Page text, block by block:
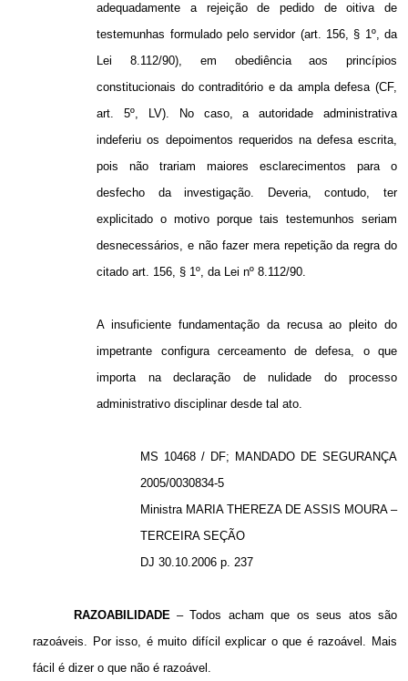
adequadamente a rejeição de pedido de oitiva de
testemunhas formulado pelo servidor (art. 156, § 1º, da
Lei 8.112/90), em obediência aos princípios
constitucionais do contraditório e da ampla defesa (CF,
art. 5º, LV). No caso, a autoridade administrativa
indeferiu os depoimentos requeridos na defesa escrita,
pois não trariam maiores esclarecimentos para o
desfecho da investigação. Deveria, contudo, ter
explicitado o motivo porque tais testemunhos seriam
desnecessários, e não fazer mera repetição da regra do
citado art. 156, § 1º, da Lei nº 8.112/90.
A insuficiente fundamentação da recusa ao pleito do
impetrante configura cerceamento de defesa, o que
importa na declaração de nulidade do processo
administrativodisciplinardesde tal ato.
MS 10468 / DF; MANDADO DE SEGURANÇA
2005/0030834-5
Ministra MARIA THEREZA DE ASSIS MOURA –
TERCEIRA SEÇÃO
DJ 30.10.2006 p. 237
RAZOABILIDADE– Todos acham que os seus atos são
razoáveis. Por isso, é muito difícil explicar o que é razoável. Mais
fácil é dizer o que não é razoável.